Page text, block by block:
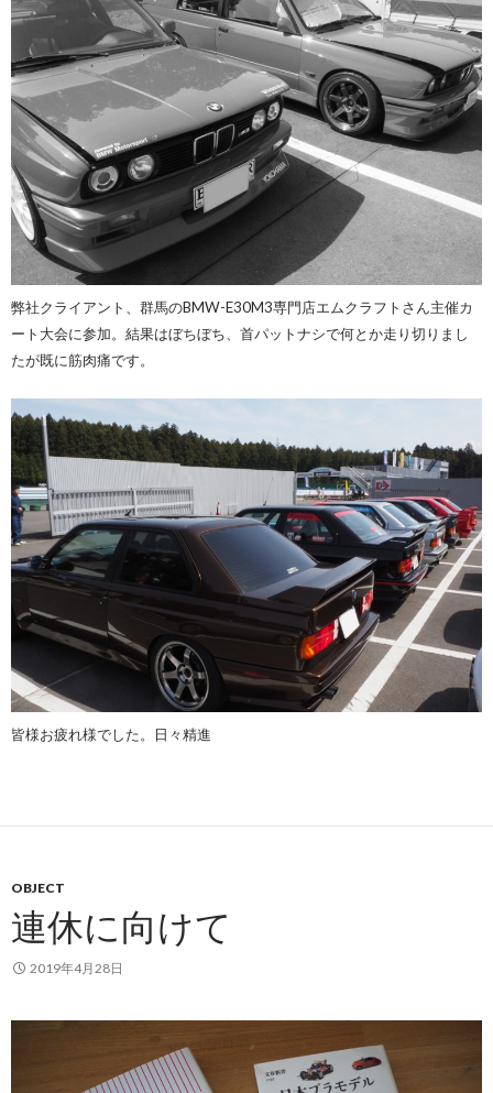
弊社クライアント、群馬のBMW-E30M3専門店エムクラフトさん主催カ
ート大会に参加。結果はぼちぼち、首パットナシで何とか走り切りまし
たが既に筋肉痛です。
皆様お疲れ様でした。日々精進
OBJECT
連休に向けて
2019年4月28日